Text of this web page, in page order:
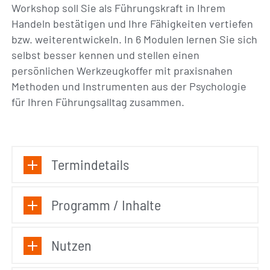
Workshop soll Sie als Führungskraft in Ihrem
Handeln bestätigen und Ihre Fähigkeiten vertiefen
bzw. weiterentwickeln. In 6 Modulen lernen Sie sich
selbst besser kennen und stellen einen
persönlichen Werkzeugkoffer mit praxisnahen
Methoden und Instrumenten aus der Psychologie
für Ihren Führungsalltag zusammen.
Termindetails
Programm / Inhalte
Nutzen